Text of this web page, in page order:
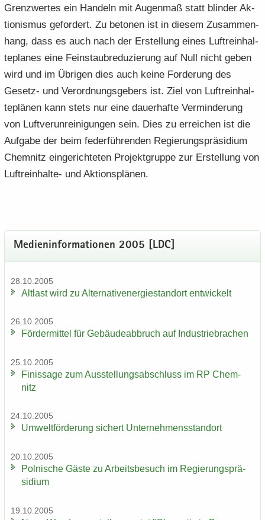
Grenzwertes ein Han­deln mit Au­gen­maß statt blin­der Ak­
tio­nis­mus ge­for­dert. Zu be­to­nen ist in die­sem Zu­sam­men­
hang, dass es auch nach der Er­stel­lung eines Luft­rein­hal­
te­pla­nes eine Fein­staub­re­du­zie­rung auf Null nicht geben
wird und im Üb­ri­gen dies auch keine For­de­rung des
Gesetz-​ und Ver­ord­nungs­ge­bers ist. Ziel von Luft­rein­hal­
te­plä­nen kann stets nur eine dau­er­haf­te Ver­min­de­rung
von Luft­ver­un­rei­ni­gun­gen sein. Dies zu er­rei­chen ist die
Auf­ga­be der beim fe­der­füh­ren­den Re­gie­rungs­prä­si­di­um
Chem­nitz ein­ge­rich­te­ten Pro­jekt­grup­pe zur Er­stel­lung von
Luftreinhalte-​ und Ak­ti­ons­plä­nen.
Me­di­en­in­for­ma­tio­nen 2005 [LDC]
28.10.2005
Alt­last wird zu Al­ter­na­tiv­ener­gie­stand­ort ent­wi­ckelt
26.10.2005
För­der­mit­tel für Ge­bäu­de­ab­bruch auf In­dus­trie­bra­chen
25.10.2005
Fi­nis­sa­ge zum Aus­stel­lungs­ab­schluss im RP Chem­
nitz
24.10.2005
Um­welt­för­de­rung si­chert Un­ter­neh­mens­stand­ort
20.10.2005
Pol­ni­sche Gäste zu Ar­beits­be­such im Re­gie­rungs­prä­
si­di­um
19.10.2005